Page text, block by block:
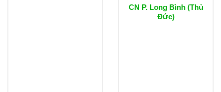
CN P. Long Bình (Thủ
Đức)